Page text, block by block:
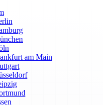
am Main